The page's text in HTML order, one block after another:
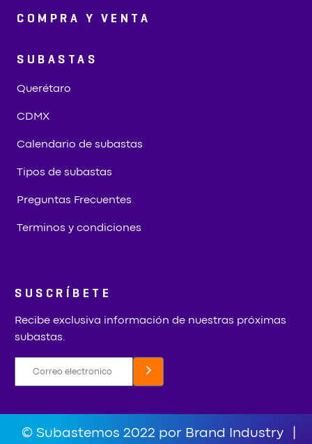
COMPRA Y VENTA
SUBASTAS
Querétaro
CDMX
Calendario de subastas
Tipos de subastas
Preguntas Frecuentes
Terminos y condiciones
SUSCRÍBETE
Recibe exclusiva información de nuestras próximas
subastas.
© Subastemos 2022 por Brand Industry